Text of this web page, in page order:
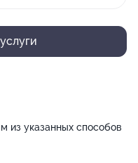
из указанных способов